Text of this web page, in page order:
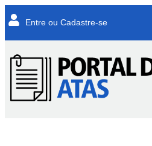
Entre ou Cadastre-se